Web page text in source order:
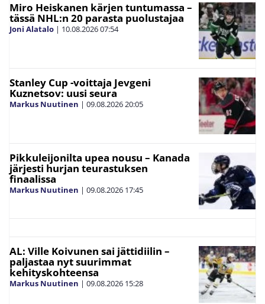
Miro Heiskanen kärjen tuntumassa –
tässä NHL:n 20 parasta puolustajaa
Joni Alatalo | 10.08.202607:54
Stanley Cup -voittaja Jevgeni
Kuznetsov: uusi seura
Markus Nuutinen | 09.08.202620:05
Pikkuleijonilta upea nousu – Kanada
järjesti hurjan teurastuksen
finaalissa
Markus Nuutinen | 09.08.2026 17:45
AL: Ville Koivunen sai jättidiilin –
paljastaa nyt suurimmat
kehityskohteensa
Markus Nuutinen | 09.08.2026 15:28